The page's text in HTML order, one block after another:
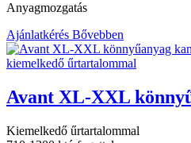
Anyagmozgatás
Ajánlatkérés Bővebben
Avant XL-XXL
Kiemelkedő űrtartalommal